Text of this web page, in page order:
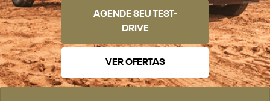
AGENDE SEU TEST-
DRIVE
VER OFERTAS